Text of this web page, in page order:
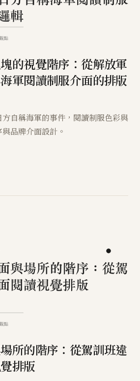
的視覺階序：從解放軍
軍閱讀制服介面的排版
自稱海軍的事件，閱讀制服色彩與
品牌介面設計。
所的階序：從駕訓班違
排版